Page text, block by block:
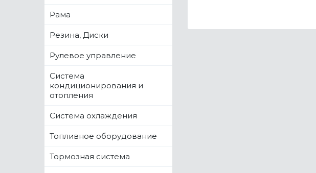
Рама
Резина, Диски
Рулевое управление
Система
кондиционирования и
отопления
Система охлаждения
Топливное оборудование
Тормозная система